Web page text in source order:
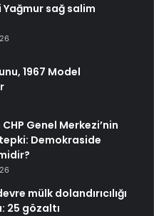
Yağmur sağ salim
1967 Model
Genel Merkezi’nin
Demokraside
mülk dolandırıcılığı
25 gözaltı